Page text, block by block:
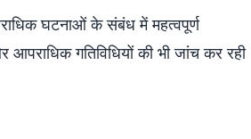
घटनाओं के संबंध में महत्वपूर्ण
गतिविधियों की भी जांच कर रही